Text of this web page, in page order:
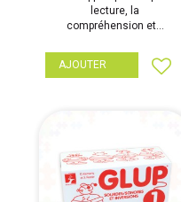
lecture, la
compréhension et...
AJOUTER